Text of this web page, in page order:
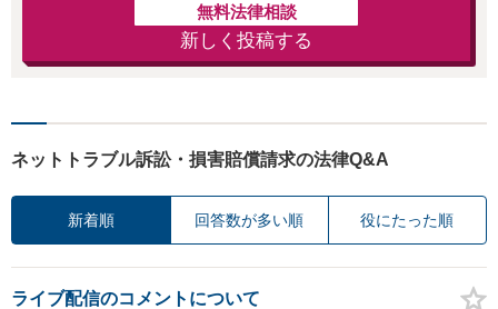
無料法律相談
新しく投稿する
ネットトラブル訴訟・損害賠償請求の法律Q&A
新着順 回答数が多い順 役にたった順
ライブ配信のコメントについて